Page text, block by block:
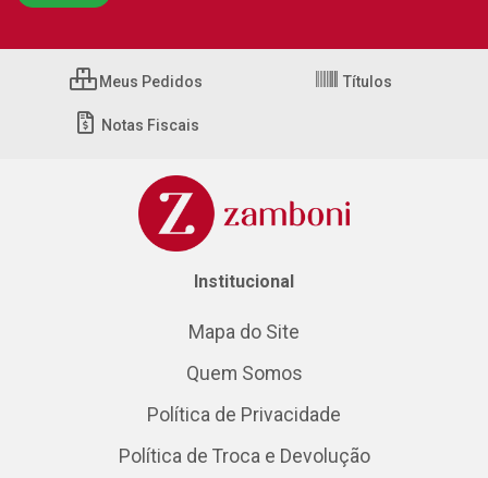
Meus Pedidos Títulos
Notas Fiscais
Institucional
Mapa do Site
Quem Somos
Política de Privacidade
Política de Troca e Devolução